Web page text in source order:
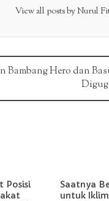
View all posts by Nurul
Hero dan
Posisi
Saatnya
untuk